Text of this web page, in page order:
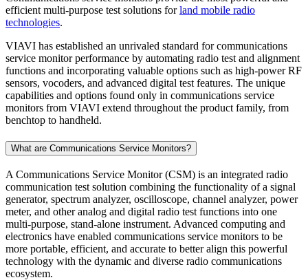
efficient multi-purpose test solutions forland mobile radio
technologies.
VIAVI has established an unrivaled standard for communications
service monitor performance by automating radio test and alignment
functions and incorporating valuable options such as high-power RF
sensors, vocoders, and advanced digital test features. The unique
capabilities and options found only in communications service
monitors from VIAVI extend throughout the product family, from
benchtop to handheld.
What are Communications Service Monitors?
A Communications Service Monitor (CSM) is an integrated radio
communication test solution combining the functionality of a signal
generator, spectrum analyzer, oscilloscope, channel analyzer, power
meter, and other analog and digital radio test functions into one
multi-purpose, stand-alone instrument. Advanced computing and
electronics have enabled communications service monitors to be
more portable, efficient, and accurate to better align this powerful
technology with the dynamic and diverse radio communications
ecosystem.